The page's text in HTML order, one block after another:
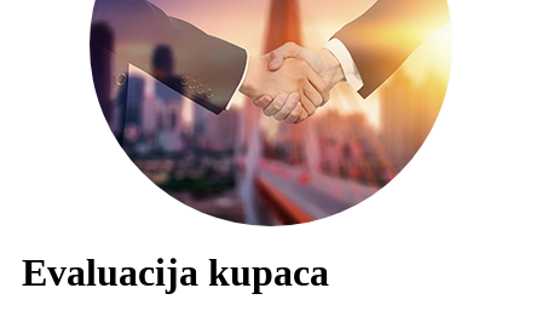
Evaluacija kupaca